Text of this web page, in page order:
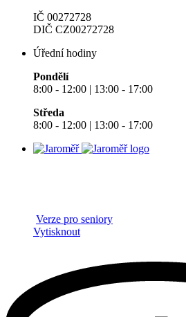
IČ 00272728
DIČ CZ00272728
Úřední hodiny
Pondělí
8:00 - 12:00 | 13:00 - 17:00
Středa
8:00 - 12:00 | 13:00 - 17:00
Verze pro seniory
Vytisknout